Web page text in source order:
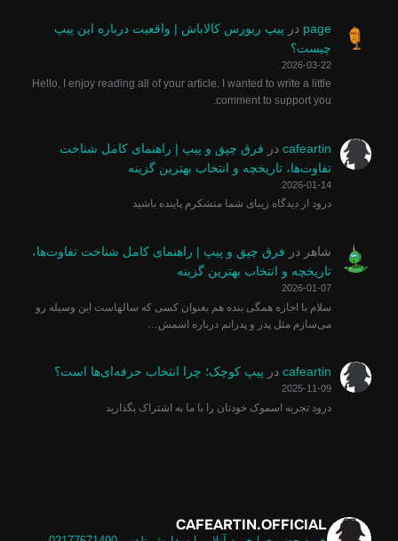
page در پیپ ریورس کالاباش | واقعیت درباره این پیپ
چیست؟
2026-03-22
Hello, I enjoy reading all of your article. I wanted to write a little
comment to support you.
cafeartin در فرق چپق و پیپ | راهنمای کامل شناخت
تفاوت‌ها، تاریخچه و انتخاب بهترین گزینه
2026-01-14
درود از دیدگاه زیبای شما متشکرم پاینده باشید
شاهر در فرق چپق و پیپ | راهنمای کامل شناخت تفاوت‌ها،
تاریخچه و انتخاب بهترین گزینه
2026-01-07
سلام با اجازه همگی بنده هم بعنوان کسی که سالهاست این وسیله رو
می‌سازم مثل پدر و پدرانم درباره اسمش…
cafeartin در پیپ کوچک؛ چرا انتخاب حرفه‌ای‌ها است؟
2025-11-09
درود تجربه اسموک خودتان را با ما به اشتراک بگذارید
CAFEARTIN.OFFICIAL